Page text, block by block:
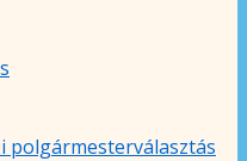
polgármesterválasztás